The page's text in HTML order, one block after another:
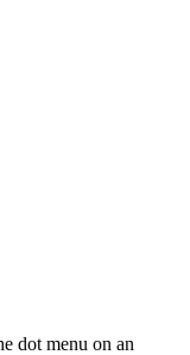
dot menu on an